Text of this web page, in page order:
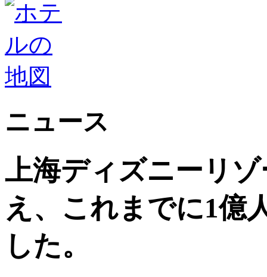
ニュース
上海ディズニーリ
え、これまでに1億
した。